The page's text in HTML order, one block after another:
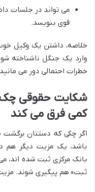
می تواند در جلسات
قوی بنویسد.
خلاصه، داشتن یک وکیل
وارد یک جنگل ناشناخته
خطرات احتمالی دور می
شکایت حقوقی چک
کمی فرق می کند
اگر چکی که دستتان
باشد، یک مزیت دیگر هم
بانک مرکزی ثبت شده اند، می
ثبت» هم پیگیری شوند.